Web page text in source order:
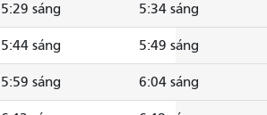
5:29 sáng 5:34 sáng
5:44 sáng 5:49 sáng
5:59 sáng 6:04 sáng